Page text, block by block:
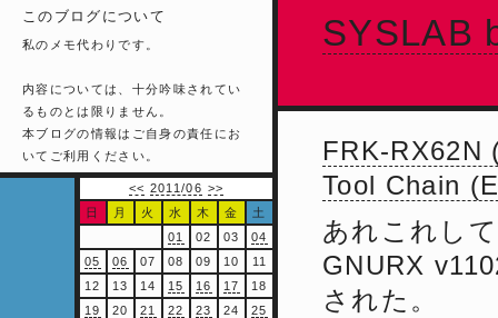
SYSLAB
このブログについて
私のメモ代わりです。
内容については、十分吟味されてい
るものとは限りません。
本ブログの情報はご自身の責任にお
いてご利用ください。
<< 2011/06 >>
日
月 火 水 木 金
土
01
02 03
04
05
06 07 08 09 10
11
12
13 14 15 16 17
18
19
20 21 22 23 24
25
FRK-RX62N
Tool Chain
あれこれし
GNURX
された。